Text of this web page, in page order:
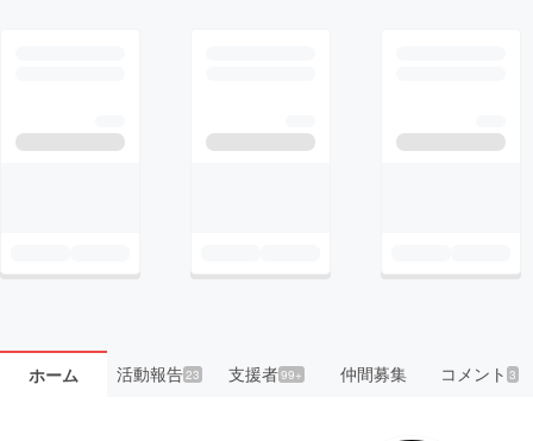
ホーム 活動報告23 支援者99+ 仲間募集 コメント3